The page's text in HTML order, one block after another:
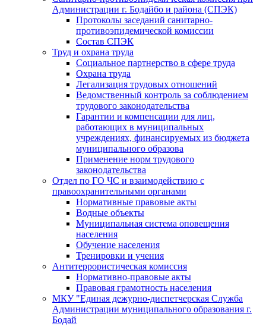
Администрации г. Бодайбо и района (СПЭК)
Протоколы заседаний санитарно-
противоэпидемической комиссии
Состав СПЭК
Труд и охрана труда
Социальное партнерство в сфере труда
Охрана труда
Легализация трудовых отношений
Ведомственный контроль за соблюдением
трудового законодательства
Гарантии и компенсации для лиц,
работающих в муниципальных
учреждениях, финансируемых из бюджета
муниципального образова
Применение норм трудового
законодательства
Отдел по ГО ЧС и взаимодействию с
правоохранительными органами
Нормативные правовые акты
Водные объекты
Муниципальная система оповещения
населения
Обучение населения
Тренировки и учения
Антитеррористическая комиссия
Нормативно-правовые акты
Правовая грамотность населения
МКУ "Единая дежурно-диспетчерская Служба
Администрации муниципального образования г.
Бодай